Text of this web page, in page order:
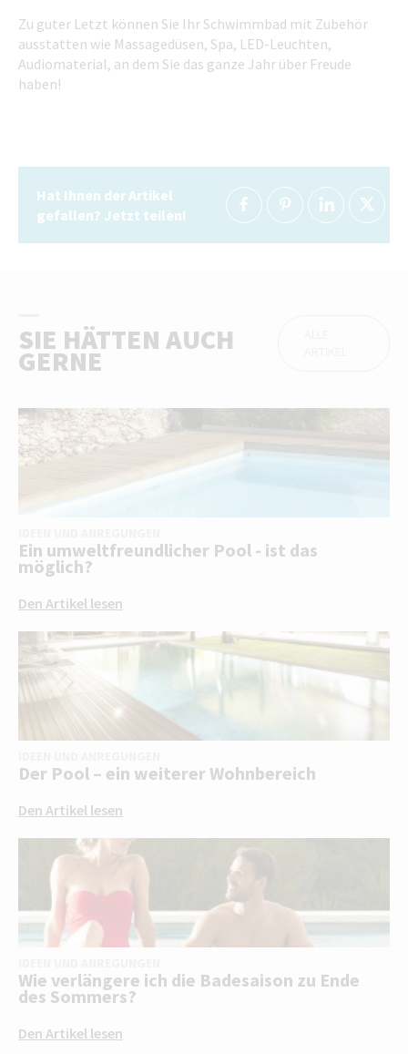
Zu guter Letzt können Sie Ihr Schwimmbad mit Zubehör
ausstatten wie Massagedüsen, Spa, LED-Leuchten,
Audiomaterial, an dem Sie das ganze Jahr über Freude
haben!
Hat Ihnen der Artikel
gefallen? Jetzt teilen!
SIE HÄTTEN AUCH
GERNE
Ein umweltfreundlicher Pool - ist das
möglich?
Den Artikel lesen
Der Pool – ein weiterer Wohnbereich
Den Artikel lesen
Wie verlängere ich die Badesaison zu Ende
des Sommers?
Den Artikel lesen